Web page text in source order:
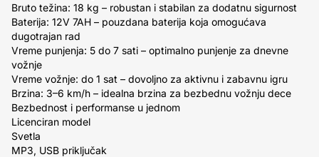
Bruto težina: 18 kg – robustan i stabilan za dodatnu sigurnost
Baterija: 12V 7AH – pouzdana baterija koja omogućava
dugotrajan rad
Vreme punjenja: 5 do 7 sati – optimalno punjenje za dnevne
vožnje
Vreme vožnje: do 1 sat – dovoljno za aktivnu i zabavnu igru
Brzina: 3–6 km/h – idealna brzina za bezbednu vožnju dece
Bezbednost i performanse u jednom
Licenciran model
Svetla
MP3, USB priključak